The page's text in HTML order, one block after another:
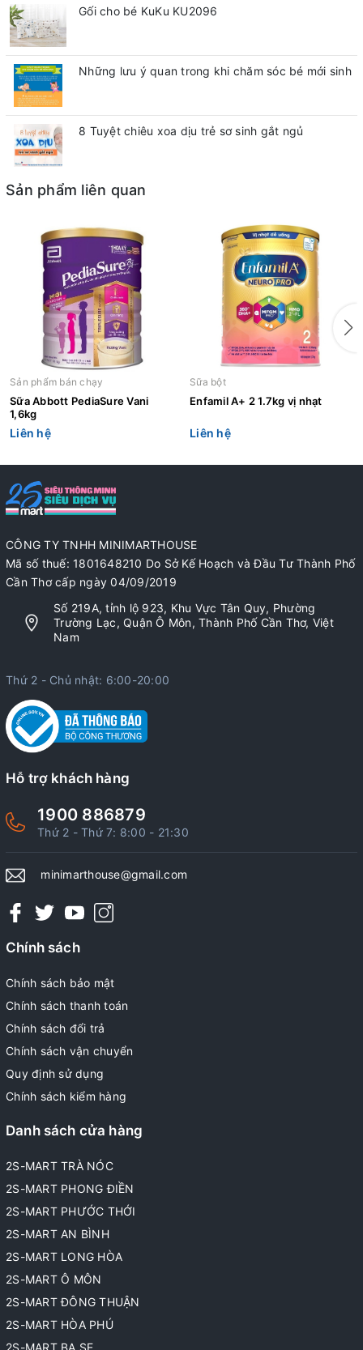
Gối cho bé KuKu KU2096
Những lưu ý quan trong khi chăm sóc bé mới sinh
8 Tuyệt chiêu xoa dịu trẻ sơ sinh gắt ngủ
Sản phẩm liên quan
Sản phẩm bán chạy
Sữa Abbott PediaSure Vani
1,6kg
Liên hệ
Sữa bột
Enfamil A+ 2 1.7kg vị nhạt
Liên hệ
CÔNG TY TNHH MINIMARTHOUSE
Mã số thuế: 1801648210 Do Sở Kế Hoạch và Đầu Tư Thành Phố
Cần Thơ cấp ngày 04/09/2019
Số 219A, tỉnh lộ 923, Khu Vực Tân Quy, Phường
Trường Lạc, Quận Ô Môn, Thành Phố Cần Thơ, Việt
Nam
Thứ 2 - Chủ nhật: 6:00-20:00
Hỗ trợ khách hàng
1900 886879
Thứ 2 - Thứ 7: 8:00 - 21:30
minimarthouse@gmail.com
Chính sách
Chính sách bảo mật
Chính sách thanh toán
Chính sách đổi trả
Chính sách vận chuyển
Quy định sử dụng
Chính sách kiểm hàng
Danh sách cửa hàng
2S-MART TRÀ NÓC
2S-MART PHONG ĐIỀN
2S-MART PHƯỚC THỚI
2S-MART AN BÌNH
2S-MART LONG HÒA
2S-MART Ô MÔN
2S-MART ĐÔNG THUẬN
2S-MART HÒA PHÚ
2S-MART BA SE